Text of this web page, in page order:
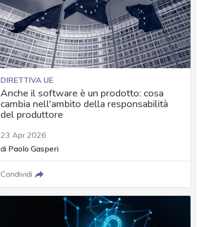
DIRETTIVA UE
Anche il software è un prodotto: cosa
cambia nell'ambito della responsabilità
del produttore
23 Apr 2026
di Paolo Gasperi
Condividi